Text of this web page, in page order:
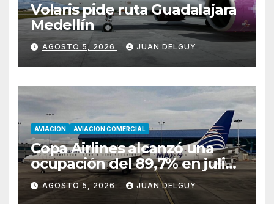
Volaris pide ruta Guadalajara
Medellín
AGOSTO 5, 2026 JUAN DELGUY
AVIACION AVIACION COMERCIAL
Copa Airlines alcanzó una
ocupación del 89,7% en julio
tras aumentar un 17,4% su
tráfico de pasajeros
AGOSTO 5, 2026 JUAN DELGUY